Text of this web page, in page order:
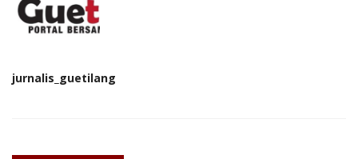
jurnalis_guetilang